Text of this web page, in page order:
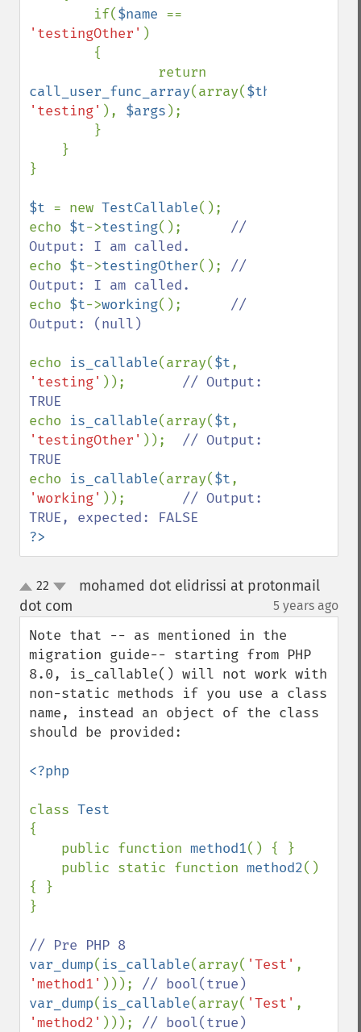
        if(
$name
'testingOther' )
call_user_func_array(array($this
'testing' ), $args );
}
$t = new TestCallable();
echo $t->testing(); //
echo $t->testingOther(); //
echo $t->working(); //
Output: (null)
echo is_callable(array($t
'testing' )); // Output:
echo is_callable(array($t
'testingOther' )); // Output:
echo is_callable(array($t
'working' )); // Output:
?>
up
down
22
mohamed dot elidrissi at protonmail
dot com
5 years ago
Note that -- as mentioned in the
migration guide-- starting from PHP
8.0, is_callable() will not work with
non-static methods if you use a class
name, instead an object of the class
should be provided:
<?php
class
{
    public function
method1() { }
    public static function
method2()
{ }
}
var_dump( is_callable(array( 'Test'
'method1' )));
var_dump( is_callable(array( 'Test'
'method2' ))); // bool(true)